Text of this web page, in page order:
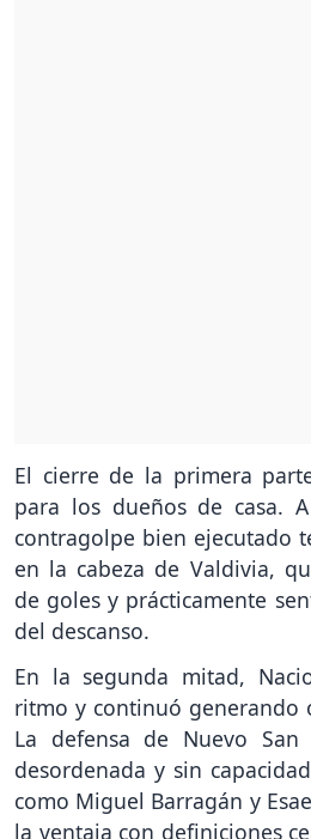
El cierre de la primera
para los dueños de casa.
contragolpe bien ejecutado
en la cabeza de Valdivia,
de goles y prácticamente
del descanso.
En la segunda mitad,
ritmo y continuó generando
La defensa de Nuevo San
desordenada y sin
como Miguel Barragán y
la ventaja con definiciones